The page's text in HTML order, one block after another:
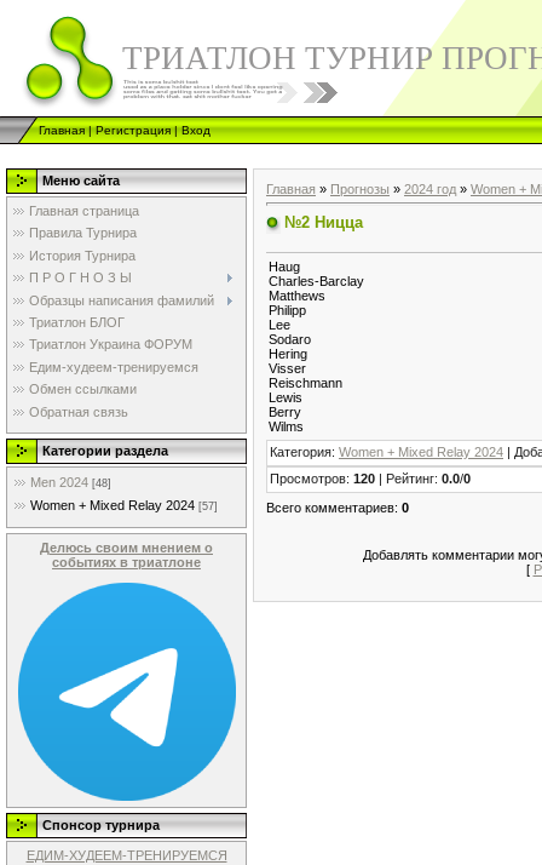
ТРИАТЛОН ТУРНИР
Главная|Регистрация|Вход
Меню сайта
Главная страница
Правила Турнира
История Турнира
П Р О Г Н О З Ы
Образцы написания фамилий
Триатлон БЛОГ
Триатлон Украина ФОРУМ
Едим-худеем-тренируемся
Обмен ссылками
Обратная связь
Категории раздела
Men 2024 [48]
Women + Mixed Relay 2024 [57]
Делюсь своим мнением о
событиях в триатлоне
Спонсор турнира
ЕДИМ-ХУДЕЕМ-ТРЕНИРУЕМСЯ
Главная » Прогнозы » 2024 год » Women +
№2 Ницца
Haug
Charles-Barclay
Matthews
Philipp
Lee
Sodaro
Hering
Visser
Reischmann
Lewis
Berry
Wilms
Категория: Women + Mixed Relay 2024 |
Просмотров: 120 | Рейтинг: 0.0/0
Всего комментариев: 0
Добавлять комментарии
[